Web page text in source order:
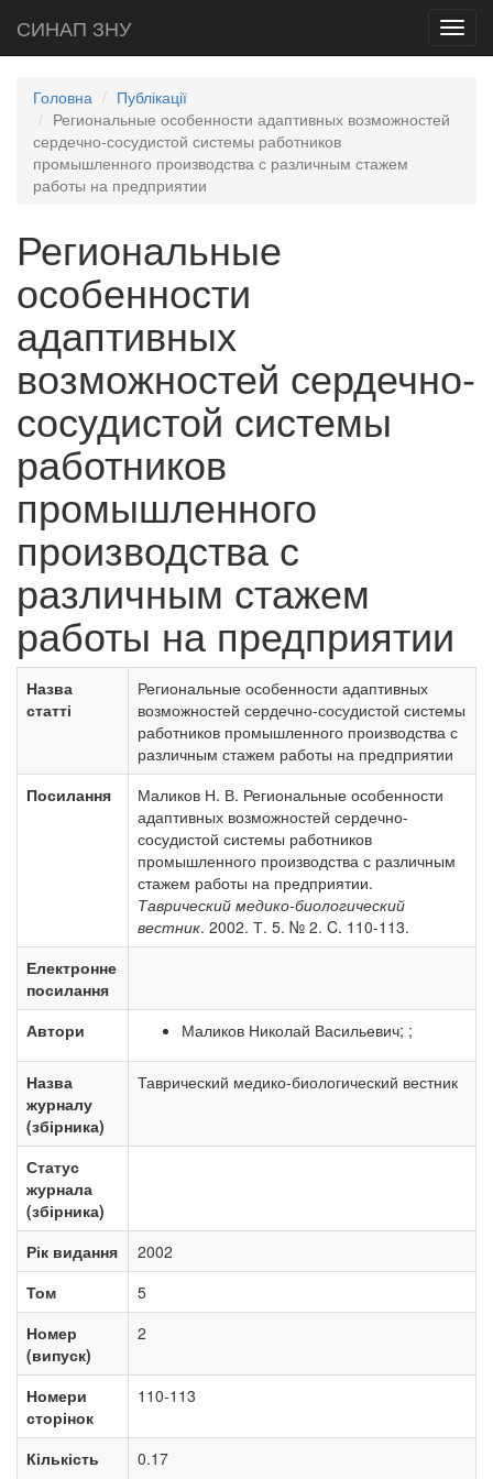
СИНАП ЗНУ
Головна
Публікації
Региональные особенности адаптивных возможностей
сердечно-сосудистой системы работников
промышленного производства с различным стажем
работы на предприятии
Региональные
особенности
адаптивных
возможностей сердечно-
сосудистой системы
работников
промышленного
производства с
различным стажем
работы на предприятии
Назва
статті
Региональные особенности адаптивных
возможностей сердечно-сосудистой системы
работников промышленного производства с
различным стажем работы на предприятии
Посилання
Маликов Н. В. Региональные особенности
адаптивных возможностей сердечно-
сосудистой системы работников
промышленного производства с различным
стажем работы на предприятии.
Таврический медико-биологический
вестник. 2002. Т. 5. № 2. C. 110-113.
Електронне
посилання
Автори
Маликов Николай Васильевич; ;
Назва
журналу
(збірника)
Таврический медико-биологический вестник
Статус
журнала
(збірника)
Рік видання
2002
Том
5
Номер
(випуск)
2
Номери
сторінок
110-113
Кількість
0.17